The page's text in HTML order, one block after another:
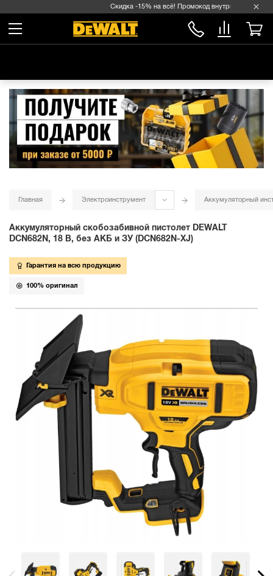
Скидка -15% на всё! Промокод внутри →
Главная Электроинструмент Аккумуляторный
Аккумуляторный скобозабивной пистолет DEWALT
DCN682N, 18 В, без АКБ и ЗУ (DCN682N-XJ)
Гарантия на всю продукцию
100% оригинал